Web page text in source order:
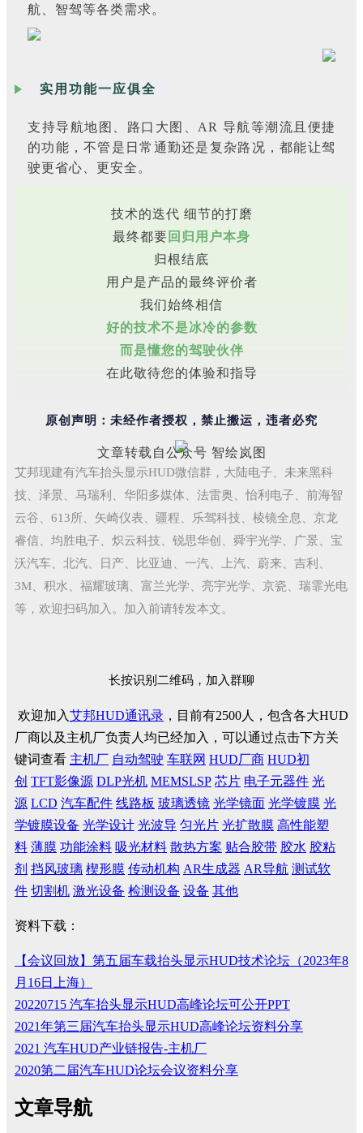
航、智驾等各类需求。
实用功能一应俱全
支持导航地图、路口大图、AR 导航等潮流且便捷
的功能，不管是日常通勤还是复杂路况，都能让驾
驶更省心、更安全。
技术的迭代 细节的打磨
最终都要 回归用户本身
归根结底
用户是产品的最终评价者
我们始终相信
好的技术不是冰冷的参数
而是懂您的驾驶伙伴
在此敬待您的体验和指导
原创声明：未经作者授权，禁止搬运，违者必究
文章转载自公众号 智绘岚图
艾邦现建有汽车抬头显示HUD微信群，大陆电子、未来黑科
技、泽景、马瑞利、华阳多媒体、法雷奥、怡利电子、前海智
云谷、613所、矢崎仪表、疆程、乐驾科技、棱镜全息、京龙
睿信、均胜电子、炽云科技、锐思华创、舜宇光学、广景、宝
沃汽车、北汽、日产、比亚迪、一汽、上汽、蔚来、吉利、
3M、积水、福耀玻璃、富兰光学、亮宇光学、京瓷、瑞霏光电
等，欢迎扫码加入。加入前请转发本文。
长按识别二维码，加入群聊
欢迎加入艾邦HUD通讯录 ，目前有2500人，包含各大HUD
厂商以及主机厂负责人均已经加入，可以通过点击下方关
键词查看 主机厂 自动驾驶 车联网 HUD厂商 HUD初
创 TFT影像源 DLP光机 MEMSLSP 芯片 电子元器件 光
源 LCD 汽车配件 线路板 玻璃透镜 光学镜面 光学镀膜 光
学镀膜设备 光学设计 光波导 匀光片 光扩散膜 高性能塑
料 薄膜 功能涂料 吸光材料 散热方案 贴合胶带 胶水 胶粘
剂 挡风玻璃 楔形膜 传动机构 AR生成器 AR导航 测试软
件 切割机 激光设备 检测设备 设备 其他
资料下载：
【会议回放】第五届车载抬头显示HUD技术论坛（2023年8
月16日上海）
20220715 汽车抬头显示HUD高峰论坛可公开PPT
2021年第三届汽车抬头显示HUD高峰论坛资料分享
2021 汽车HUD产业链报告-主机厂
2020第二届汽车HUD论坛会议资料分享
文章导航